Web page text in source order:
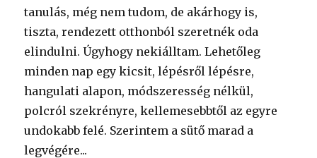
tanulás, még nem tudom, de akárhogy is,
tiszta, rendezett otthonból szeretnék oda
elindulni. Úgyhogy nekiálltam. Lehetőleg
minden nap egy kicsit, lépésről lépésre,
hangulati alapon, módszeresség nélkül,
polcról szekrényre, kellemesebbtől az egyre
undokabb felé. Szerintem a sütő marad a
legvégére...